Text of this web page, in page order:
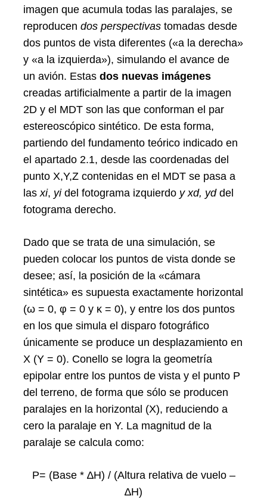
imagen que acumula todas las paralajes, se
reproducen dos perspectivas tomadas desde
dos puntos de vista diferentes («a la derecha»
y «a la izquierda»), simulando el avance de
un avión. Estas dos nuevas imágenes
creadas artificialmente a partir de la imagen
2D y el MDT son las que conforman el par
estereoscópico sintético. De esta forma,
partiendo del fundamento teórico indicado en
el apartado 2.1, desde las coordenadas del
punto X,Y,Z contenidas en el MDT se pasa a
lasxi, yidel fotograma izquierdo y xd, yddel
fotograma derecho.
Dado que se trata de una simulación, se
pueden colocar los puntos de vista donde se
desee; así, la posición de la «cámara
sintética» es supuesta exactamente horizontal
(ω = 0, φ = 0 y κ = 0), y entre los dos puntos
en los que simula el disparo fotográfico
únicamente se produce un desplazamiento en
X (Y = 0). Conello se logra la geometría
epipolar entre los puntos de vista y el punto P
del terreno, de forma que sólo se producen
paralajes en la horizontal (X), reduciendo a
cero la paralaje en Y. La magnitud de la
paralaje se calcula como:
P= (Base * ∆H) / (Altura relativa de vuelo –
∆H)
for: